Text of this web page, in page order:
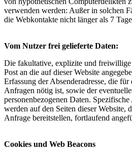
verwenden werden: Außer in solchen
die Webkontakte nicht länger als 7
Vom Nutzer frei gelieferte Daten:
Die fakultative, explizite und freiwillige
Post an die auf dieser Website
Erfassung der Absenderadresse, die
Anfragen nötig ist, sowie der
personenbezogenen Daten.
werden auf den Seiten dieser Website,
Anfrage bereitstellen, fortlaufend
Cookies und Web Beacons